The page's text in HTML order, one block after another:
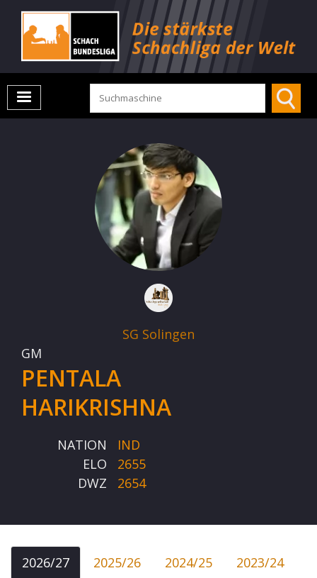
SG Solingen
GM
PENTALA
HARIKRISHNA
NATION
IND
ELO
2655
DWZ
2654
2026/27 2025/26 2024/25
2023/24